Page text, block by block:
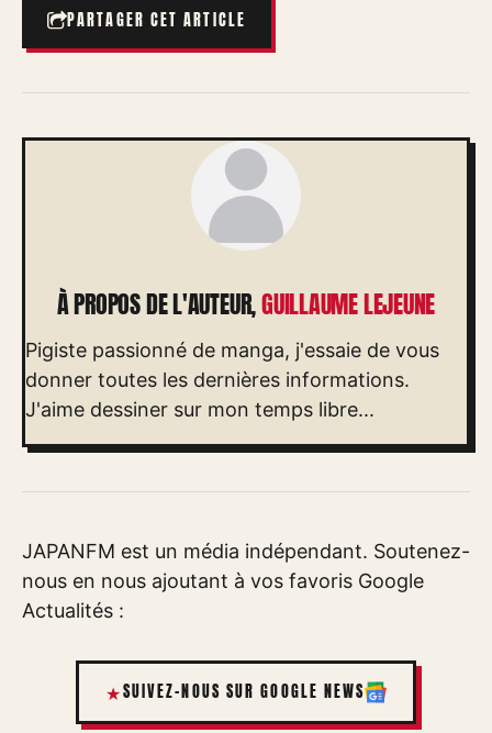
PARTAGER CET ARTICLE
À PROPOS DE L'AUTEUR,GUILLAUME LEJEUNE
Pigiste passionné de manga, j'essaie de vous
donner toutes les dernières informations.
J'aime dessiner sur mon temps libre...
JAPANFM est un média indépendant. Soutenez-
nous en nous ajoutant à vos favoris Google
Actualités :
SUIVEZ-NOUS SUR GOOGLE NEWS